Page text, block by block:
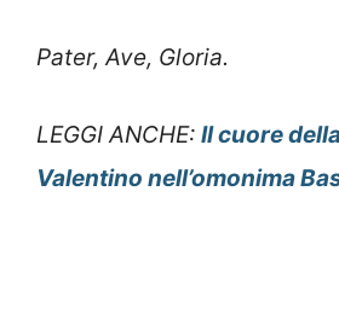
Pater, Ave, Gloria.
LEGGI ANCHE: Il cuore
Valentino nell’omonima